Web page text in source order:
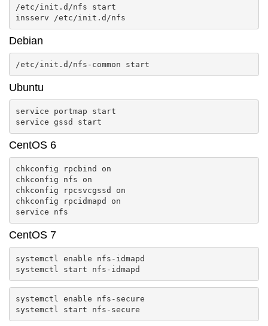
/etc/init.d/nfs start
insserv /etc/init.d/nfs
Debian
/etc/init.d/nfs-common start
Ubuntu
service portmap start
service gssd start
CentOS 6
chkconfig rpcbind on
chkconfig nfs on
chkconfig rpcsvcgssd on
chkconfig rpcidmapd on
service nfs
CentOS 7
systemctl enable nfs-idmapd
systemctl start nfs-idmapd
systemctl enable nfs-secure
systemctl start nfs-secure